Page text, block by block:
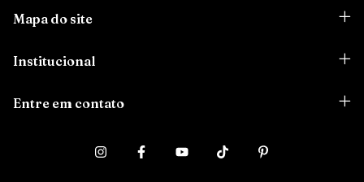
Mapa do site
Institucional
Entre em contato